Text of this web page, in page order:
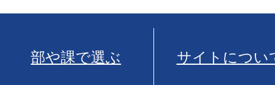
部や課で選ぶ サイトについ